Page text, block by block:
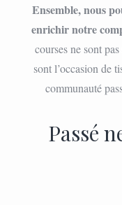
Ensemble, nous
enrichir notre
courses ne sont
sont l’occasion de
communauté
Passé